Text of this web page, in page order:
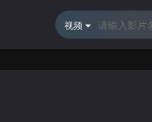
体育直播 留言
视频